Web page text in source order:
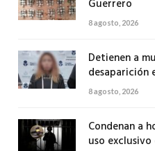
Guerrero
8 agosto, 2026
Detienen a
desaparición
8 agosto, 2026
Condenan a
uso exclusivo